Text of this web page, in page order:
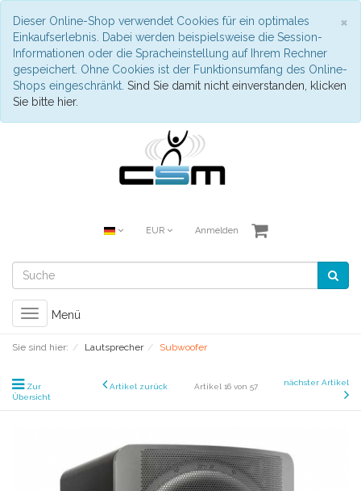
×
Dieser Online-Shop verwendet Cookies für ein optimales
Einkaufserlebnis. Dabei werden beispielsweise die Session-
Informationen oder die Spracheinstellung auf Ihrem Rechner
gespeichert. Ohne Cookies ist der Funktionsumfang des Online-
Shops eingeschränkt. Sind Sie damit nicht einverstanden, klicken
Sie bitte hier.
EUR Anmelden
Toggle
navigation
Menü
Sie sind hier: Lautsprecher Subwoofer
Zur
Übersicht
Artikel zurück Artikel 16 von 57 nächster Artikel